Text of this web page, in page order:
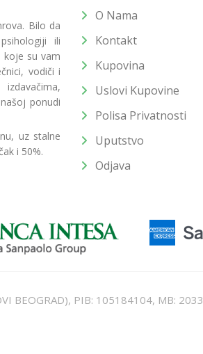
Bilo da
ili
koje su vam
vodiči i
ponudi
uz stalne
i 50%.
O Nama
Kontakt
Kupovina
Uslovi Kupovine
Polisa Privatnosti
Uputstvo
Odjava
BEOGRAD), PIB: 105184104, MB: